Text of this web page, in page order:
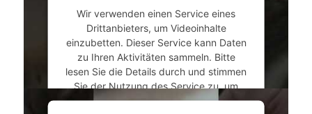
powered byUsercentrics Consent
Management Platform&eRecht24
Wir verwenden einen Service eines
Drittanbieters, um Videoinhalte
einzubetten. Dieser Service kann Daten
zu Ihren Aktivitäten sammeln. Bitte
lesen Sie die Details durch und stimmen
Sie der Nutzung des Service zu, um
dieses Video anzusehen.